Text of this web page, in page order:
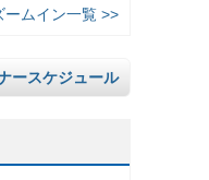
ームイン一覧 >>
ースケジュール